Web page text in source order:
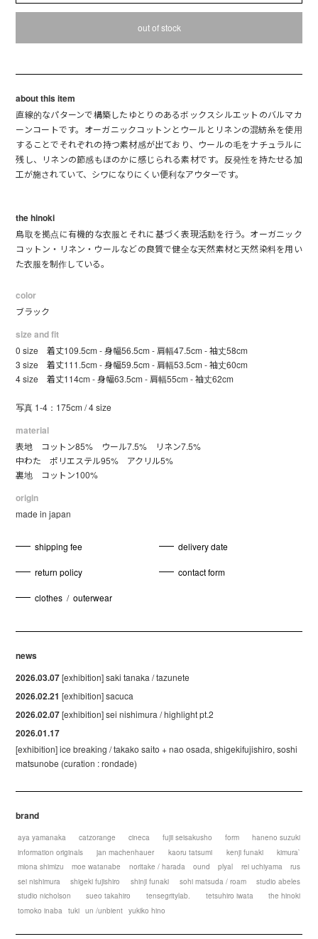
out of stock
about this item
直線的なパターンで構築したゆとりのあるボックスシルエットのバルマカ
ーンコートです。オーガニックコットンとウールとリネンの混紡糸を使用
することでそれぞれの持つ素材感が出ており、ウールの毛をナチュラルに
残し、リネンの節感もほのかに感じられる素材です。反発性を持たせる加
工が施されていて、シワになりにくい便利なアウターです。
the hinoki
鳥取を拠点に有機的な衣服とそれに基づく表現活動を行う。オーガニック
コットン・リネン・ウールなどの良質で健全な天然素材と天然染料を用い
た衣服を制作している。
color
ブラック
size and fit
0 size 着丈109.5cm - 身幅56.5cm - 肩幅47.5cm - 袖丈58cm
3 size 着丈111.5cm - 身幅59.5cm - 肩幅53.5cm - 袖丈60cm
4 size 着丈114cm - 身幅63.5cm - 肩幅55cm - 袖丈62cm
写真 1-4：175cm / 4 size
material
表地 コットン85% ウール7.5% リネン7.5%
中わた ポリエステル95% アクリル5%
裏地 コットン100%
origin
made in japan
shipping fee delivery date
return policy contact form
clothes / outerwear
news
2026.03.07[exhibition] saki tanaka / tazunete
2026.02.21 [exhibition] sacuca
2026.02.07[exhibition] sei nishimura / highlight pt.2
2026.01.17
[exhibition] ice breaking / takako saito + nao osada, shigekifujishiro, soshi
matsunobe (curation : rondade)
brand
aya yamanaka catzorange cineca fujii seisakusho form
haneno suzuki
information originals
jan machenhauer kaoru tatsumi kenji funaki
kimura`
miona shimizu
moe watanabe noritake / harada ound plyal rei uchiyama
rus
sei nishimura
shigeki fujishiro shinji funaki sohi matsuda / roam
studio abeles
studio nicholson
sueo takahiro tensegritylab. tetsuhiro iwata
the hinoki
tomoko inaba
tuki un /unbient yukiko hino